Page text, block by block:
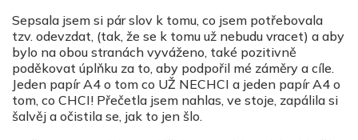
Sepsala jsem si pár slov k tomu, co jsem potřebovala
tzv. odevzdat, (tak, že se k tomu už nebudu vracet) a aby
bylo na obou stranách vyváženo, také pozitivně
poděkovat úplňku za to, aby podpořil mé záměry a cíle.
Jeden papír A4 o tom co UŽ NECHCI a jeden papír A4 o
tom, co CHCI! Přečetla jsem nahlas, ve stoje, zapálila si
šalvěj a očistila se, jak to jen šlo.